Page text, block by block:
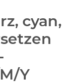
cyan,
Y